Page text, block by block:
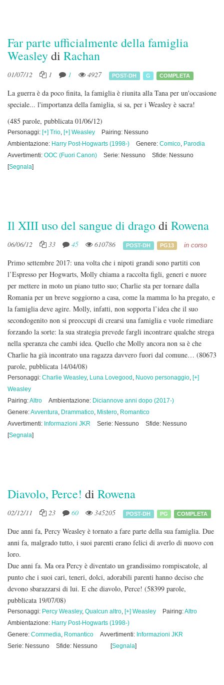
Far parte ufficialmente della famiglia
Weasleydi Rachan
01/07/12 1 1 4927 POST-DH G COMPLETA
La guerra è da poco finita, la famiglia è riunita alla Tana per un'occasione
speciale... l'importanza della famiglia, si sa, per i Weasley è sacra!
(485 parole, pubblicata 01/06/12)
Personaggi: [+] Trio, [+] Weasley
Pairing: Nessuno
Ambientazione: Harry Post-Hogwarts (1998-) Genere: Comico, Parodia
Avvertimenti: OOC (Fuori Canon) Serie: Nessuno
Sfide: Nessuno
[Segnala]
Il XIII uso del sangue di dragodi Rowena
06/06/12 33 45 610786 POST-DH PG13 in corso
Primo settembre 2017: una volta che i nipoti grandi sono partiti con
l’Espresso per Hogwarts, Molly chiama a raccolta figli, generi e nuore
per mettere in moto un piano tutto suo; Charlie sta per tornare dalla
Romania per un breve soggiorno a casa, come la mamma lo ha pregato, e
la famiglia deve agire. Molly, infatti, non sopporta l’idea che il suo
secondogenito non si preoccupi di crearsi una famiglia e vuole rimediare
forzando la sorte: la sua strategia prevede fargli incontrare qualche strega
nella speranza che cambi idea. Quello che Molly ancora non sa è che
Charlie ha già incontrato una ragazza davvero fuori dal comune… (80673
parole, pubblicata 14/04/08)
Personaggi: Charlie Weasley, Luna Lovegood , Nuovo personaggio, [+]
Weasley
Pairing:Altro Ambientazione: Diciannove anni dopo (2017-)
Genere:Avventura, Drammatico, Mistero, Romantico
Avvertimenti: Informazioni JKR Serie: Nessuno
Sfide: Nessuno
[Segnala]
Diavolo, Perce! di Rowena
02/12/11 23 60 345205 POST-DH PG COMPLETA
Due anni fa, Percy Weasley è tornato a fare parte della sua famiglia. Due
anni fa, malgrado tutto, i suoi parenti erano felici di averlo di nuovo con
loro.
Due anni fa. Ma ora Percy è diventato un grandissimo rompiscatole, al
punto che i suoi cari, teneri, dolci, adorabili parenti hanno deciso che
devono sbarazzarsi di lui. E che diavolo, Perce! (58399 parole,
pubblicata 19/07/08)
Personaggi: Percy Weasley, Qualcun altro, [+] Weasley Pairing:Altro
Ambientazione: Harry Post-Hogwarts (1998-)
Genere: Commedia, Romantico Avvertimenti: Informazioni JKR
Serie: Nessuno
Sfide: Nessuno [Segnala]